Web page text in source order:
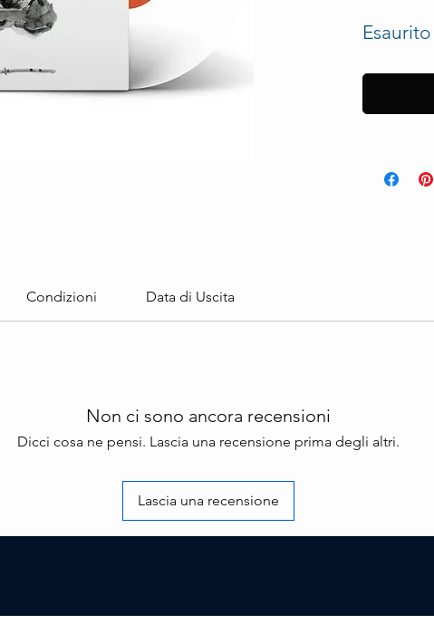
Esaurito
Condizioni Data di Uscita
Non ci sono ancora recensioni
Dicci cosa ne pensi. Lascia una recensione prima degli altri.
Lascia una recensione